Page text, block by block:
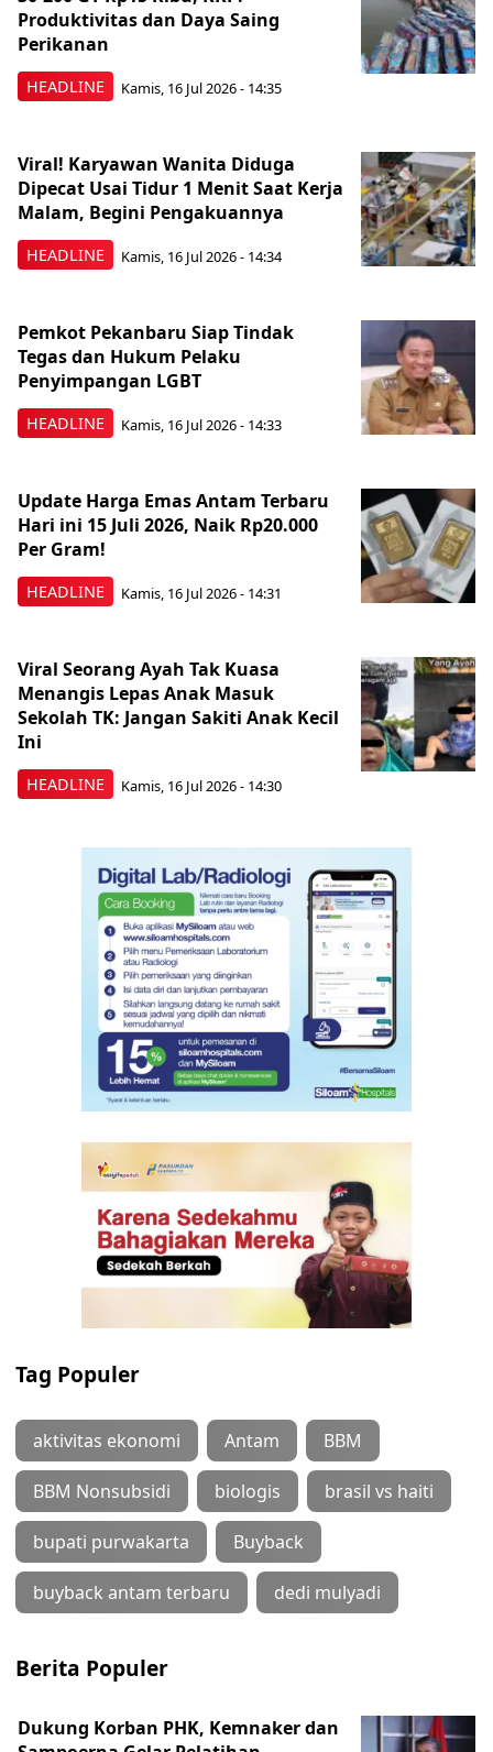
HEADLINE
Produktivitas dan Daya Saing
Perikanan
Kamis, 16 Jul 2026 - 14:35
HEADLINE
Viral! Karyawan Wanita Diduga
Dipecat Usai Tidur 1 Menit Saat Kerja
Malam, Begini Pengakuannya
Kamis, 16 Jul 2026 - 14:34
HEADLINE
Pemkot Pekanbaru Siap Tindak
Tegas dan Hukum Pelaku
Penyimpangan LGBT
Kamis, 16 Jul 2026 - 14:33
HEADLINE
Update Harga Emas Antam Terbaru
Hari ini 15 Juli 2026, Naik Rp20.000
Per Gram!
Kamis, 16 Jul 2026 - 14:31
HEADLINE
Viral Seorang Ayah Tak Kuasa
Menangis Lepas Anak Masuk
Sekolah TK: Jangan Sakiti Anak Kecil
Ini
Kamis, 16 Jul 2026 - 14:30
Tag Populer
aktivitas ekonomi Antam BBM
BBM Nonsubsidi biologis brasil vs haiti
bupati purwakarta Buyback
buyback antam terbaru dedi mulyadi
Berita Populer
Dukung Korban PHK, Kemnaker dan